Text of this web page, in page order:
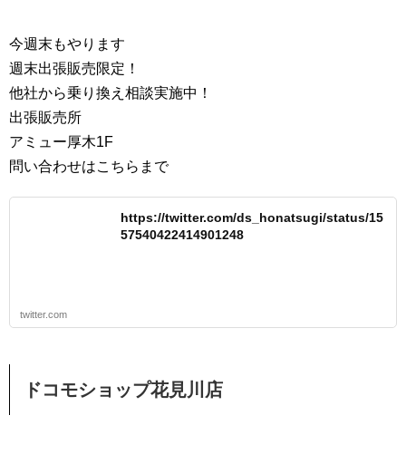
今週末もやります
週末出張販売限定！
他社から乗り換え相談実施中！
出張販売所
アミュー厚木1F
問い合わせはこちらまで
https://twitter.com/ds_honatsugi/status/15
57540422414901248
twitter.com
ドコモショップ花見川店